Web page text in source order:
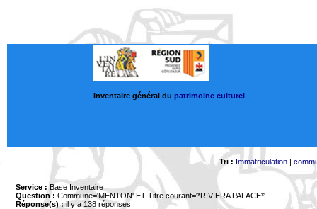
Inventaire général du patrimoine culturel
Tri : Immatriculation|
Service : Base Inventaire
Question : Commune='MENTON' ET Titre courant='*RIVIERA PALACE*'
Réponse(s) :il y a 138 réponses